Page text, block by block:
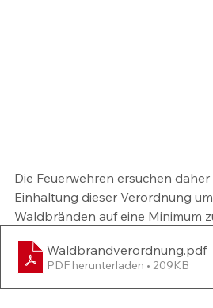
Die Feuerwehren ersuchen
Einhaltung dieser Verordnung
Waldbränden auf eine Minimum
Waldbrandverordnung.pdf
PDF herunterladen • 209KB